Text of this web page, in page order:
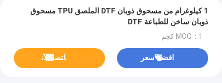
1 كيلوغرام من مسحوق ذوبان DTF الملصق TPU مسحوق
ذوبان ساخن للطباعة DTF
MOQ：1 كجم
افضل سعر ﺎﺘﺼﻟ ﺍﻶﻧ